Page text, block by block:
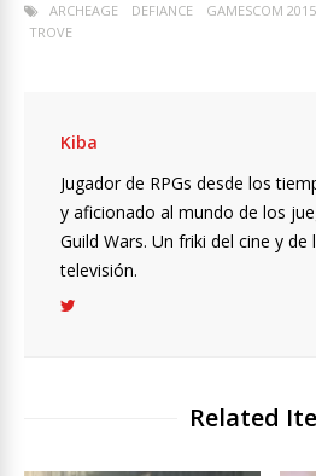
ARCHEAGE DEFIANCE GAMESCOM 2015
TROVE
Kiba
Jugador de RPGs desde los
y aficionado al mundo de los
Guild Wars. Un friki del cine y de
televisión.
Related